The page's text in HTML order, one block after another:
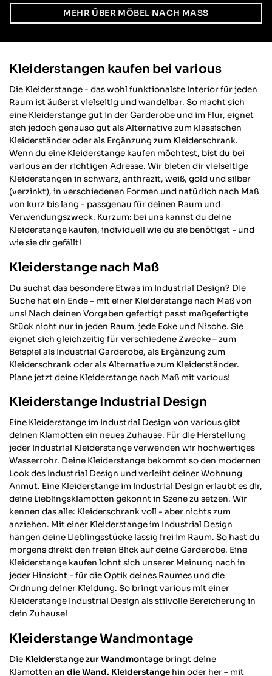
MEHR ÜBER MÖBEL NACH MASS
Kleiderstangen kaufen bei various
Die Kleiderstange - das wohl funktionalste Interior für jeden
Raum ist äußerst vielseitig und wandelbar. So macht sich
eine Kleiderstange gut in der Garderobe und im Flur, eignet
sich jedoch genauso gut als Alternative zum klassischen
Kleiderständer oder als Ergänzung zum Kleiderschrank.
Wenn du eine Kleiderstange kaufen möchtest, bist du bei
various an der richtigen Adresse. Wir bieten dir vielseitige
Kleiderstangen in schwarz, anthrazit, weiß, gold und silber
(verzinkt), in verschiedenen Formen und natürlich nach Maß
von kurz bis lang - passgenau für deinen Raum und
Verwendungszweck. Kurzum: bei uns kannst du deine
Kleiderstange kaufen, individuell wie du sie benötigst - und
wie sie dir gefällt!
Kleiderstange nach Maß
Du suchst das besondere Etwas im Industrial Design? Die
Suche hat ein Ende – mit einer Kleiderstange nach Maß von
uns! Nach deinen Vorgaben gefertigt passt maßgefertigte
Stück nicht nur in jeden Raum, jede Ecke und Nische. Sie
eignet sich gleichzeitig für verschiedene Zwecke – zum
Beispiel als Industrial Garderobe, als Ergänzung zum
Kleiderschrank oder als Alternative zum Kleiderständer.
Plane jetztdeine Kleiderstange nach Maß mit various!
Kleiderstange Industrial Design
Eine Kleiderstange im Industrial Design von various gibt
deinen Klamotten ein neues Zuhause. Für die Herstellung
jeder Industrial Kleiderstange verwenden wir hochwertiges
Wasserrohr. Deine Kleiderstange bekommt so den modernen
Look des Industrial Design und verleiht deiner Wohnung
Anmut. Eine Kleiderstange im Industrial Design erlaubt es dir,
deine Lieblingsklamotten gekonnt in Szene zu setzen. Wir
kennen das alle: Kleiderschrank voll - aber nichts zum
anziehen. Mit einer Kleiderstange im Industrial Design
hängen deine Lieblingsstücke lässig frei im Raum. So hast du
morgens direkt den freien Blick auf deine Garderobe. Eine
Kleiderstange kaufen lohnt sich unserer Meinung nach in
jeder Hinsicht - für die Optik deines Raumes und die
Ordnung deiner Kleidung. So bringt various mit einer
Kleiderstange Industrial Design als stilvolle Bereicherung in
dein Zuhause!
Kleiderstange Wandmontage
Die Kleiderstange zur Wandmontage bringt deine
Klamotten an die Wand. Kleiderstange hin oder her – mit
Verifizierter Kunde
Various wirkt wie ein StartUp. Einige
verspricht! Die Toleranzen beim
und somit geht die eine Stange sehr
schwer und die nächste zu leicht. Das
macht die Montage auch schwierig. Eine
Montage in X, Y und Z Achsen gleichzeitig
ist auch sehr anspruchsvoll und da kann
einiges schiefgehen. Hierzu sollte Various
etwas überlegen. Ein Verpacken nur mit
Papier und Kartong statt den lästigen
Folien als Gewindeschutz wäre auch viel
besser! Am Ende sitzt das Ding aber gut
und funktioniert einwandfrei!
Hilfreich? Ja Teilen
Twitter
Facebook
Stuttgart, DE, 21.10.2025
Thomas M
Verifizierter Kunde
Hat alles bestens geklappt, super Produkt
Hilfreich ? Ja Teilen
Twitter
Facebook
Herrieden, DE, 3.10.2025
Alle Bewertungen Lesen